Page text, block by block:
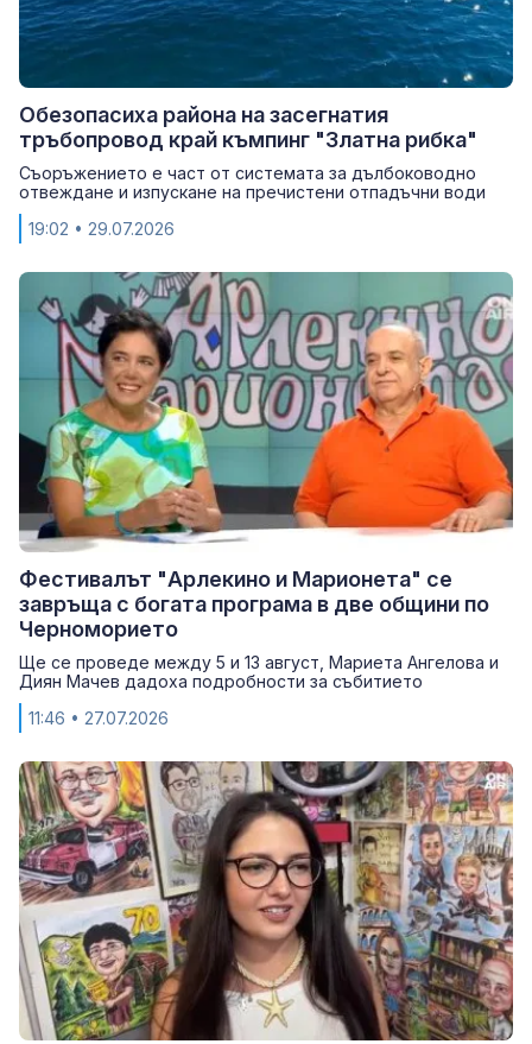
Обезопасиха района на засегнатия
тръбопровод край къмпинг "Златна рибка"
Съоръжението е част от системата за дълбоководно
отвеждане и изпускане на пречистени отпадъчни води
19:02 • 29.07.2026
Фестивалът "Арлекино и Марионета" се
завръща с богата програма в две общини по
Черноморието
Ще се проведе между 5 и 13 август, Мариета Ангелова и
Диян Мачев дадоха подробности за събитието
11:46 • 27.07.2026